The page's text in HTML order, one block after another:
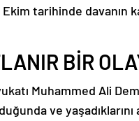
Ekim tarihinde
BİR
Muhammed Ali
ve